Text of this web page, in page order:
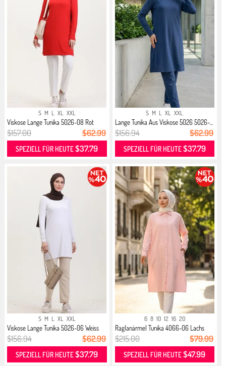
S M L XL XXL
Viskose Lange Tunika 5026-08 Rot
$157.00 $62.99
SPEZIELL FÜR HEUTE$37.79
S M L XL XXL
Lange Tunika Aus Viskose 5026 5026-...
$156.94 $62.99
SPEZIELL FÜR HEUTE$37.79
S M L XL XXL
Viskose Lange Tunika 5026-06 Weiss
$156.94 $62.99
SPEZIELL FÜR HEUTE$37.79
6 8 10 12 16 20
Raglanärmel Tunika 4066-06 Lachs
$215.00 $79.99
SPEZIELL FÜR HEUTE$47.99